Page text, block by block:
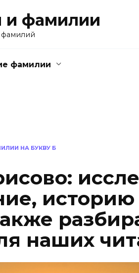
и фамилии
фамилии
НА БУКВУ Б
историю
наших